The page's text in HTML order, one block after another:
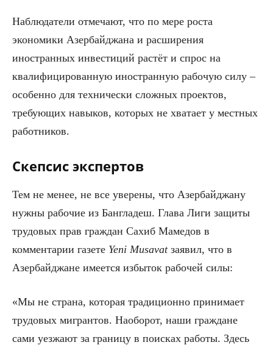
Наблюдатели отмечают, что по мере роста
экономики Азербайджана и расширения
иностранных инвестиций растёт и спрос на
квалифицированную иностранную рабочую силу –
особенно для технически сложных проектов,
требующих навыков, которых не хватает у местных
работников.
Скепсис экспертов
Тем не менее, не все уверены, что Азербайджану
нужны рабочие из Бангладеш. Глава Лиги защиты
трудовых прав граждан Сахиб Мамедов в
комментарии газете Yeni Musavatзаявил, что в
Азербайджане имеется избыток рабочей силы:
«Мы не страна, которая традиционно принимает
трудовых мигрантов. Наоборот, наши граждане
сами уезжают за границу в поисках работы. Здесь